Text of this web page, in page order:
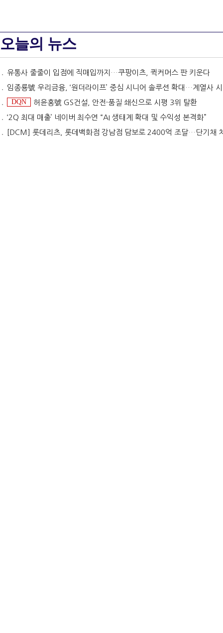
오늘의 뉴스
유통사 줄줄이 입점에 직매입까지…쿠팡이츠, 퀵커머스 판 키운다
임종룡號 우리금융, ‘원더라이프’ 중심 시니어 솔루션 확대…계열사 시너지 '관건' [금융 시니어 비즈니
DQN
허윤홍號 GS건설, 안전·품질 쇄신으로 시평 3위 탈환
‘2Q 최대 매출’ 네이버 최수연 “AI 생태계 확대 및 수익성 본격화”
[DCM] 롯데리츠, 롯데백화점 강남점 담보로 2400억 조달…단기채